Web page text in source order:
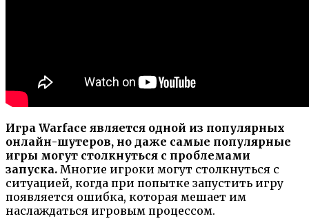
Игра Warface является одной из популярных
онлайн-шутеров, но даже самые популярные
игры могут столкнуться с проблемами
запуска. Многие игроки могут столкнуться с
ситуацией, когда при попытке запустить игру
появляется ошибка, которая мешает им
наслаждаться игровым процессом.